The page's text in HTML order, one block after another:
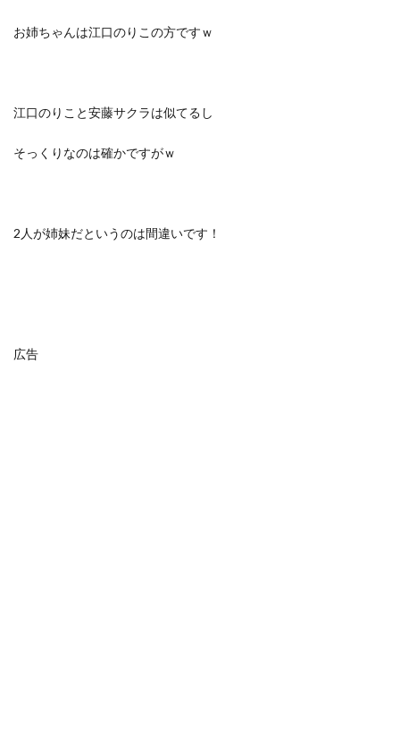
お姉ちゃんは江口のりこの方ですｗ
江口のりこと安藤サクラは似てるし
そっくりなのは確かですがｗ
2人が姉妹だというのは間違いです！
広告